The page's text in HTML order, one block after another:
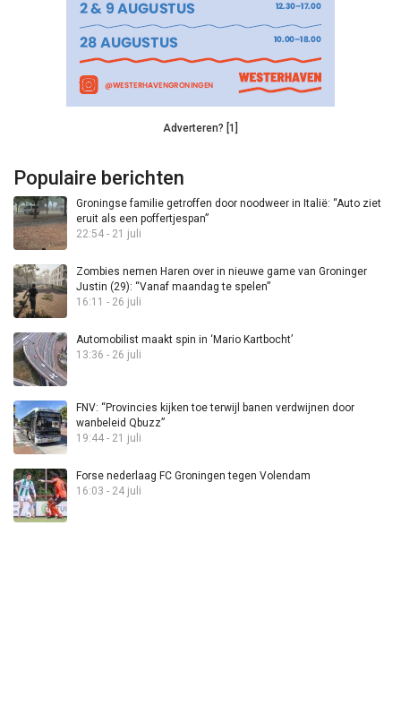
Adverteren? [1]
Populaire berichten
Groningse familie getroffen door noodweer in Italië: “Auto ziet
eruit als een poffertjespan”
22:54 - 21 juli
Zombies nemen Haren over in nieuwe game van Groninger
Justin (29): “Vanaf maandag te spelen”
16:11 - 26 juli
Automobilist maakt spin in ‘Mario Kartbocht’
13:36 - 26 juli
FNV: “Provincies kijken toe terwijl banen verdwijnen door
wanbeleid Qbuzz”
19:44 - 21 juli
Forse nederlaag FC Groningen tegen Volendam
16:03 - 24 juli